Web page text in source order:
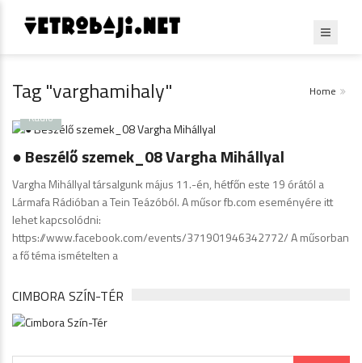
Tag "varghamihaly"
Home
Radio
● Beszélő szemek_08 Vargha Mihállyal
Vargha Mihállyal társalgunk május 11.-én, hétfőn este 19 órától a
Lármafa Rádióban a Tein Teázóból. A műsor fb.com eseményére itt
lehet kapcsolódni:
https://www.facebook.com/events/371901946342772/ A műsorban
a fő téma ismételten a
CIMBORA SZÍN-TÉR